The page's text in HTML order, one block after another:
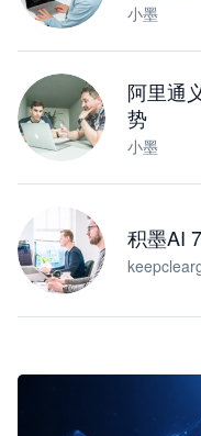
小墨
阿里通
势
小墨
积墨AI